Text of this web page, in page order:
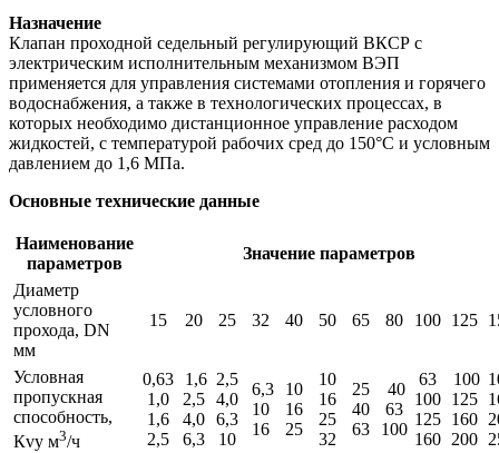
Назначение
Клапан проходной седельный регулирующий ВКСР с
электрическим исполнительным механизмом ВЭП
применяется для управления системами отопления и горячего
водоснабжения, а также в технологических процессах, в
которых необходимо дистанционное управление расходом
жидкостей, с температурой рабочих сред до 150°С и условным
давлением до 1,6 МПа.
Основные технические данные
Наименование
параметров
Значение параметров
Диаметр
условного
прохода, DN
мм
15 20 25 32 40 50 65 80 100 125
Условная
пропускная
способность,
Кvy м3/ч
0,63
1,0
1,6
2,5
1,6
2,5
4,0
6,3
2,5
4,0
6,3
10
6,3
10
16
10
16
25
10
16
25
32
25
40
63
40
63
100
63
100
125
160
100
125
160
200